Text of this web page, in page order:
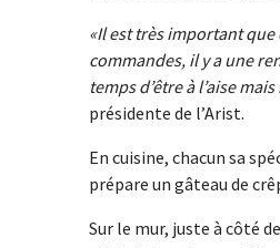
Il est très important que
commandes, il y a une
temps d’être à l’aise
présidente de l’Arist.
En cuisine, chacun sa
prépare un gâteau de
Sur le mur, juste à côté